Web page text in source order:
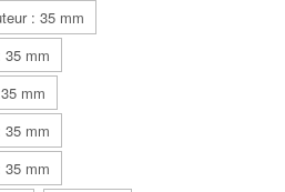
: 35 mm
35 mm
mm
35 mm
35 mm